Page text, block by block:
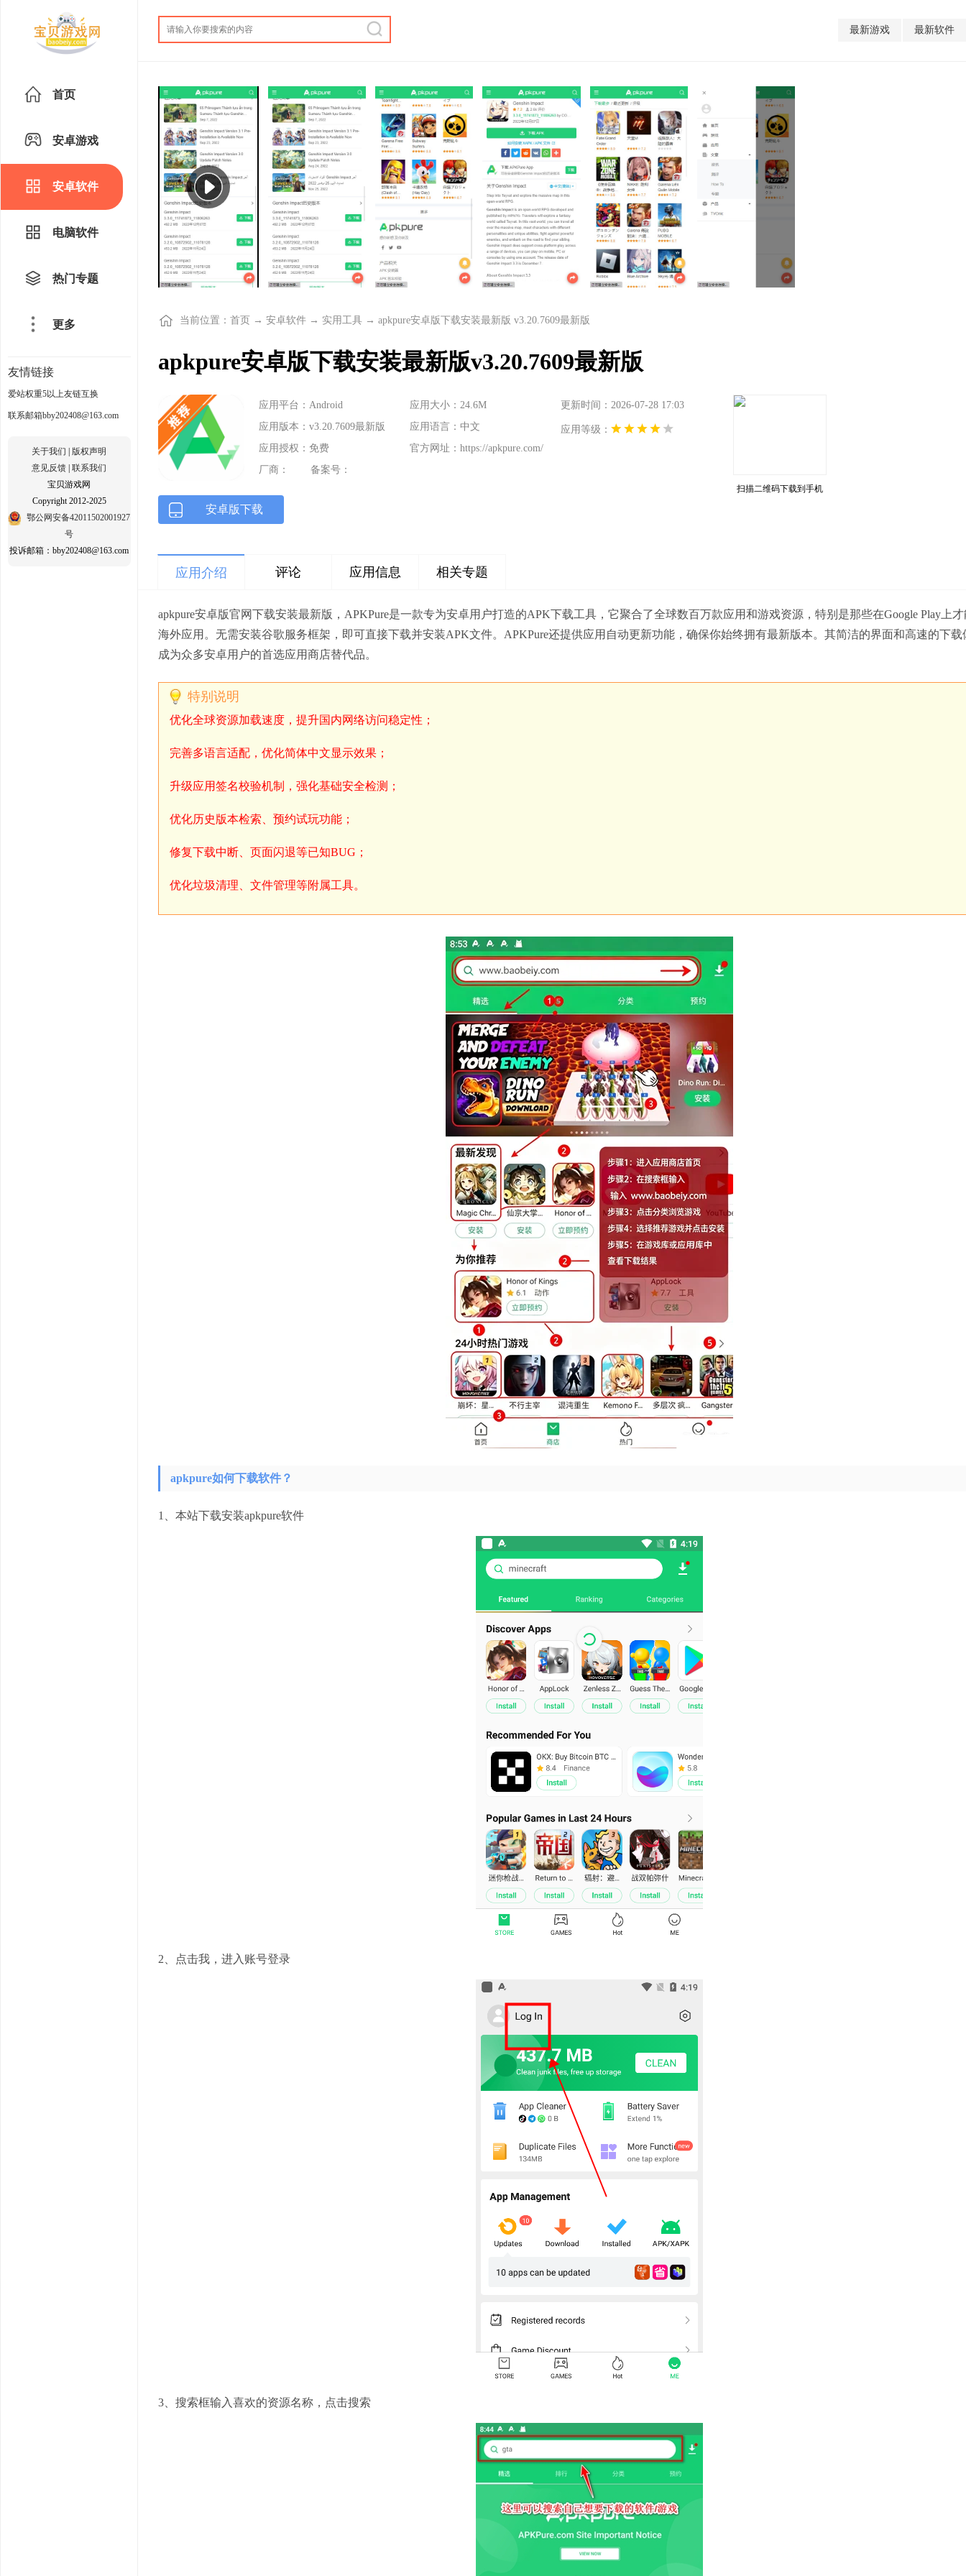
最新游戏 最新软件
首页
安卓游戏
安卓软件
电脑软件
热门专题
更多
友情链接
爱站权重5以上友链互换
联系邮箱bby202408@163.com
关于我们 | 版权声明
意见反馈 | 联系我们
宝贝游戏网
Copyright 2012-2025
鄂公网安备42011502001927
号
投诉邮箱：bby202408@163.com
当前位置： 首页 → 安卓软件 → 实用工具 → apkpure安卓版下载安装最新版 v3.20.7609最新版
apkpure安卓版下载安装最新版v3.20.7609最新版
应用平台：Android 应用大小：24.6M
更新时间：2026-07-28 17:03
应用版本：v3.20.7609最新版
应用语言：中文
应用等级：
应用授权：免费
官方网址： https://apkpure.com/
厂商：
备案号：
扫描二维码下载到手机
安卓版下载
应用介绍 评论 应用信息 相关专题
apkpure安卓版官网下载安装最新版，APKPure是一款专为安卓用户打造的APK下载工具，它聚合了全球数百万款应用和游戏资源，特别是那些在Google Play上
海外应用。无需安装谷歌服务框架，即可直接下载并安装APK文件。APKPure还提供应用自动更新功能，确保你始终拥有最新版本。其简洁的界面和高速的下载
成为众多安卓用户的首选应用商店替代品。
优化全球资源加载速度，提升国内网络访问稳定性；
完善多语言适配，优化简体中文显示效果；
升级应用签名校验机制，强化基础安全检测；
优化历史版本检索、预约试玩功能；
修复下载中断、页面闪退等已知BUG；
优化垃圾清理、文件管理等附属工具。
特别说明
apkpure如何下载软件？
1、本站下载安装apkpure软件
2、点击我，进入账号登录
3、搜索框输入喜欢的资源名称，点击搜索